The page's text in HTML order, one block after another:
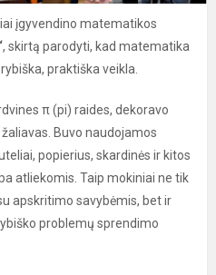
įgyvendino matematikos
, skirtą parodyti, kad matematika
praktiška veikla.
π (pi) raides, dekoravo
Buvo naudojamos
popierius, skardinės ir kitos
atliekomis. Taip mokiniai ne tik
apskritimo savybėmis, bet ir
problemų sprendimo